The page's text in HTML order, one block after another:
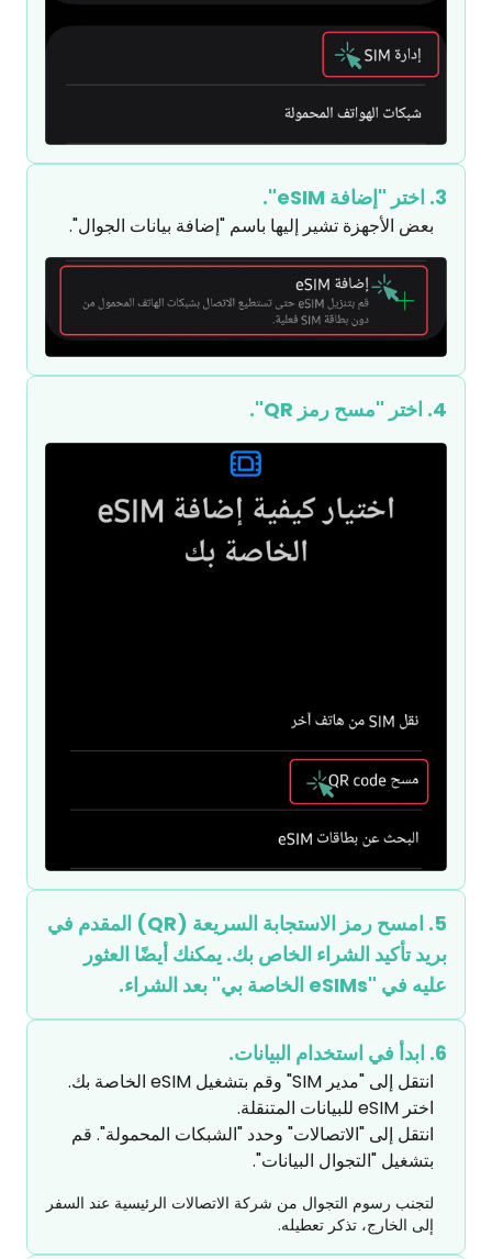
3. اختر "إضافة eSIM".
بعض الأجهزة تشير إليها باسم "إضافة بيانات الجوال".
4. اختر "مسح رمز QR".
5. امسح رمز الاستجابة السريعة (QR) المقدم في
بريد تأكيد الشراء الخاص بك. يمكنك أيضًا العثور
عليه في "eSIMs الخاصة بي" بعد الشراء.
6. ابدأ في استخدام البيانات.
بتشغيل "التجوال البيانات".
لتجنب رسوم التجوال من شركة الاتصالات الرئيسية عند السفر
إلى الخارج، تذكر تعطيله.